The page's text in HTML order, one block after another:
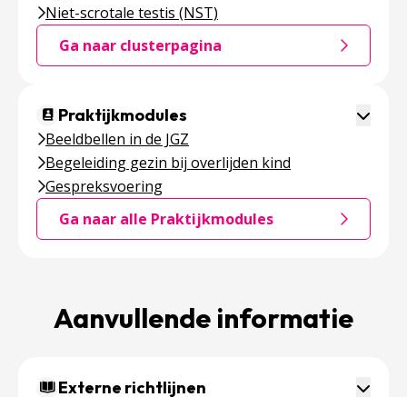
Niet-scrotale testis (NST)
Ga naar clusterpagina
Ga naar de clusterpagina over Het Lichaam
Praktijkmodules
Beeldbellen in de JGZ
Begeleiding gezin bij overlijden kind
Gespreksvoering
Ga naar alle Praktijkmodules
Ga naar de clusterpagina over Praktijkmodules
Aanvullende informatie
Externe richtlijnen